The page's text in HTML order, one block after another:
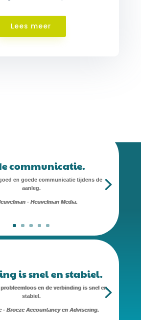
Lees meer
communicatie.
en goede communicatie tijdens de
aanleg.
- Heuvelman Media.
is snel en stabiel.
probleemloos en de verbinding is snel en
stabiel.
- Broeze Accountancy en Advisering.